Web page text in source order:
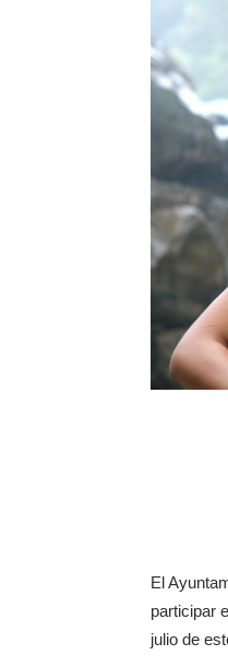
El
participar
julio de